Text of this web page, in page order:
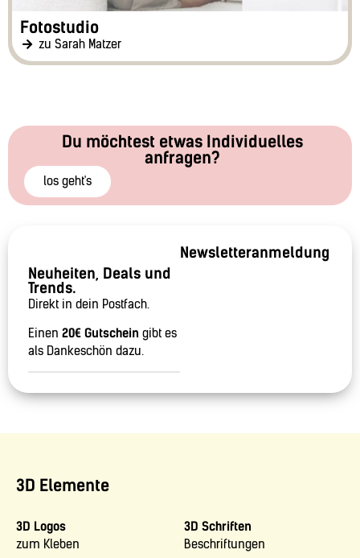
Fotostudio
zu Sarah Matzer
Du möchtest etwas Individuelles
anfragen?
los geht's
Neuheiten, Deals und
Trends.
Direkt in dein Postfach.
Einen 20€ Gutschein gibt es
als Dankeschön dazu.
Newsletteranmeldung
3D Elemente
3D Logos
zum Kleben
3D Schriften
Beschriftungen